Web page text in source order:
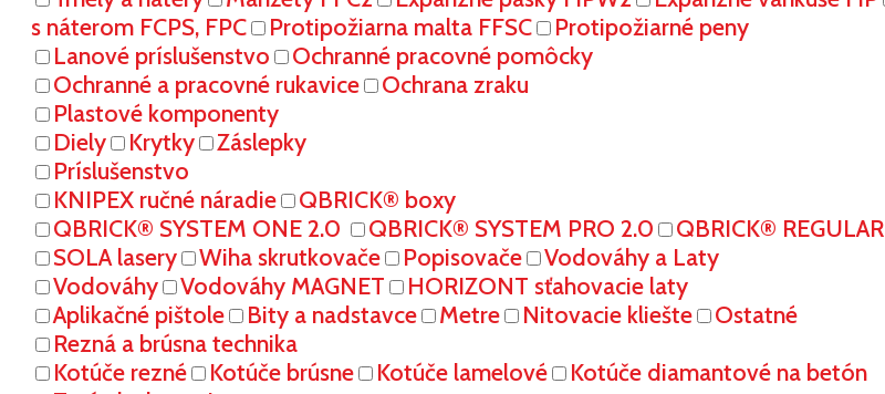
s náterom FCPS, FPC
Protipožiarna malta FFSC
Protipožiarné peny
Lanové príslušenstvo
Ochranné pracovné pomôcky
Ochranné a pracovné rukavice
Ochrana zraku
Plastové komponenty
Diely
Krytky
Záslepky
Príslušenstvo
KNIPEX ručné náradie
QBRICK® boxy
QBRICK® SYSTEM ONE 2.0
QBRICK® SYSTEM PRO 2.0 QBRICK® REGULAR
SOLA lasery
Wiha skrutkovače Popisovače
Vodováhy a Laty
Vodováhy
Vodováhy MAGNET
HORIZONT sťahovacie laty
Aplikačné pištole
Bity a nadstavce Metre Nitovacie kliešte
Ostatné
Rezná a brúsna technika
Kotúče rezné
Kotúče brúsne Kotúče lamelové
Kotúče diamantové na betón